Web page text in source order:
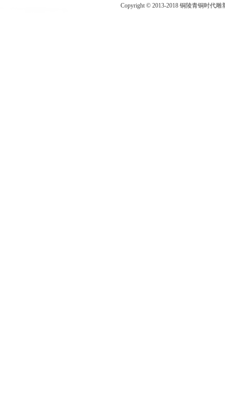
Copyright © 2013-2018 铜陵青铜时代雕